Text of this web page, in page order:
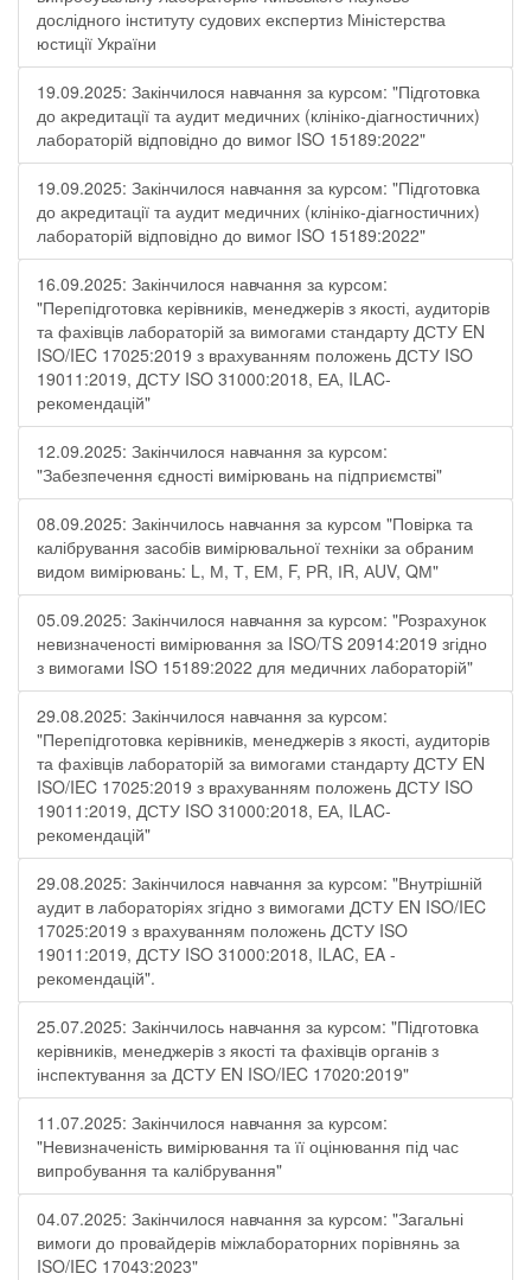
дослідного інституту судових експертиз Міністерства
юстиції України
19.09.2025: Закінчилося навчання за курсом: "Підготовка
до акредитації та аудит медичних (клініко-діагностичних)
лабораторій відповідно до вимог ISO 15189:2022"
19.09.2025: Закінчилося навчання за курсом: "Підготовка
до акредитації та аудит медичних (клініко-діагностичних)
лабораторій відповідно до вимог ISO 15189:2022"
16.09.2025: Закінчилося навчання за курсом:
"Перепідготовка керівників, менеджерів з якості, аудиторів
та фахівців лабораторій за вимогами стандарту ДСТУ EN
ISO/IEC 17025:2019 з врахуванням положень ДСТУ ISO
19011:2019, ДСТУ ISO 31000:2018, ЕА, ILAC-
рекомендацій"
12.09.2025: Закінчилося навчання за курсом:
"Забезпечення єдності вимірювань на підприємстві"
08.09.2025: Закінчилось навчання за курсом "Повірка та
калібрування засобів вимірювальної техніки за обраним
видом вимірювань: L, М, Т, ЕМ, F, РR, ІR, АUV, QМ"
05.09.2025: Закінчилося навчання за курсом: "Розрахунок
невизначеності вимірювання за ISO/TS 20914:2019 згідно
з вимогами ISO 15189:2022 для медичних лабораторій"
29.08.2025: Закінчилося навчання за курсом:
"Перепідготовка керівників, менеджерів з якості, аудиторів
та фахівців лабораторій за вимогами стандарту ДСТУ EN
ISO/IEC 17025:2019 з врахуванням положень ДСТУ ISO
19011:2019, ДСТУ ISO 31000:2018, ЕА, ILAC-
рекомендацій"
29.08.2025: Закінчилося навчання за курсом: "Внутрішній
аудит в лабораторіях згідно з вимогами ДСТУ EN ISO/IEC
17025:2019 з врахуванням положень ДСТУ ISO
19011:2019, ДСТУ ISO 31000:2018, ILAC, EA -
рекомендацій".
25.07.2025: Закінчилось навчання за курсом: "Підготовка
керівників, менеджерів з якості та фахівців органів з
інспектування за ДСТУ EN ISO/IEC 17020:2019"
11.07.2025: Закінчилося навчання за курсом:
"Невизначеність вимірювання та її оцінювання під час
випробування та калібрування"
04.07.2025: Закінчилося навчання за курсом: "Загальні
вимоги до провайдерів міжлабораторних порівнянь за
ISO/IEC 17043:2023"